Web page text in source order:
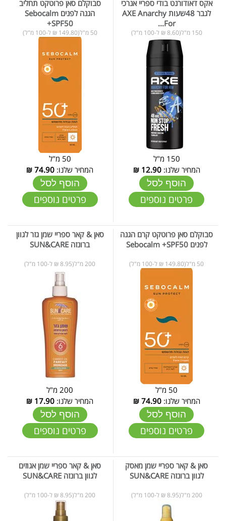
אקס דאודורנט בודי ספריי אנרכי
לגבר 48שעות AXE Anarchy
For...
150 מ"ל(8.60 ₪ ל-100 מ"ל)
150 מ"ל
המחיר שלנו:12.90
₪
הוסף לסל
פרטים נוספים
סבוקלם סאן פרוטקט תחליב
הגנה לפנים Sebocalm
+SPF50
50 מ"ל(149.80 ₪ ל-100 מ"ל)
50 מ"ל
המחיר שלנו: 74.90
₪
הוסף לסל
פרטים נוספים
סבוקלם סאן פרוטקט קרם הגנה
לפנים Sebocalm +SPF50
50 מ"ל(149.80 ₪ ל-100 מ"ל)
50 מ"ל
המחיר שלנו:74.90
₪
הוסף לסל
פרטים נוספים
סאן & קאר ספריי שמן גזר לגוון
ברונזה SUN&CARE
200 מ"ל(8.95 ₪ ל-100 מ"ל)
200 מ"ל
המחיר שלנו: 17.90
₪
הוסף לסל
פרטים נוספים
סאן & קאר ספריי שמן מאסק
לגוון ברונזה SUN&CARE
200 מ"ל(8.95 ₪ ל-100 מ"ל)
סאן & קאר ספריי שמן אגוזים
לגוון ברונזה SUN&CARE
200 מ"ל(8.95 ₪ ל-100 מ"ל)